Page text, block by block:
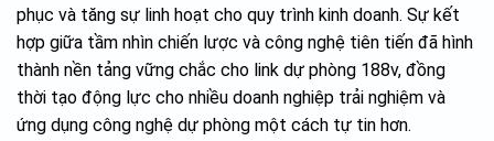
phục và tăng sự linh hoạt cho quy trình kinh doanh. Sự kết
hợp giữa tầm nhìn chiến lược và công nghệ tiên tiến đã hình
thành nền tảng vững chắc cho link dự phòng 188v, đồng
thời tạo động lực cho nhiều doanh nghiệp trải nghiệm và
ứng dụng công nghệ dự phòng một cách tự tin hơn.